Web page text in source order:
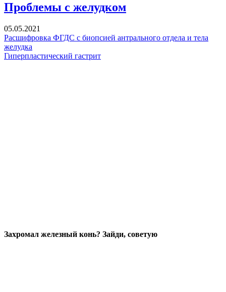
Проблемы с желудком
05.05.2021
Расшифровка ФГДС с биопсией антрального отдела и тела
желудка
Гиперпластический гастрит
Захромал железный конь? Зайди, советую